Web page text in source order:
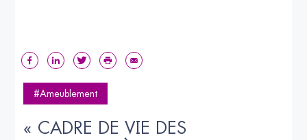
#Ameublement
« CADRE DE VIE DES